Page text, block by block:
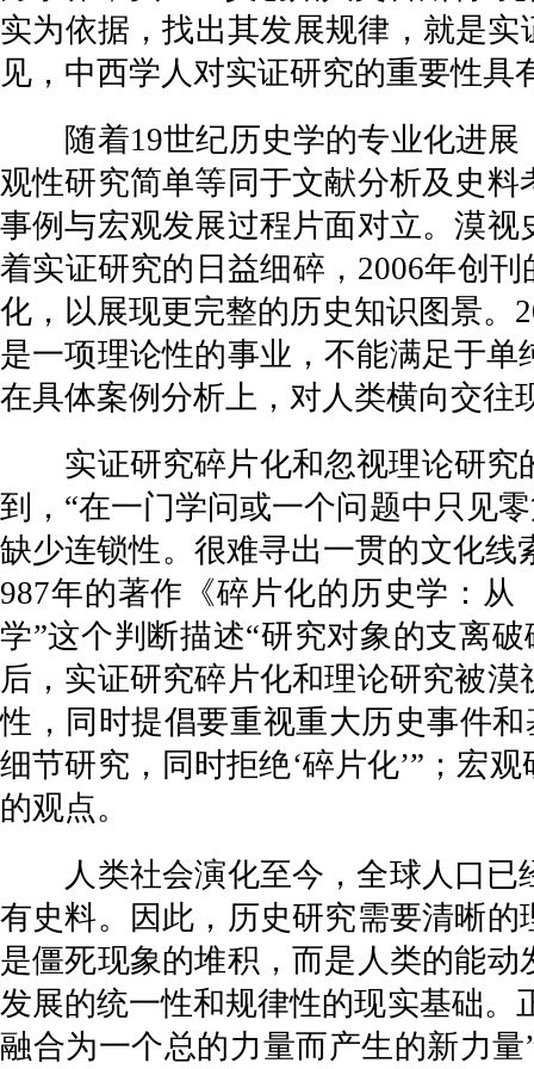
实为依据，找出其发展规律，就是
见，中西学人对实证研究的重要性
随着19世纪历史学的专业化进展
观性研究简单等同于文献分析及史
事例与宏观发展过程片面对立。漠
着实证研究的日益细碎，2006年创
化，以展现更完整的历史知识图景。
是一项理论性的事业，不能满足于
在具体案例分析上，对人类横向交往
实证研究碎片化和忽视理论研究
到，“在一门学问或一个问题中只见
缺少连锁性。很难寻出一贯的文化线
987年的著作《碎片化的历史学：从
学”这个判断描述“研究对象的支离
后，实证研究碎片化和理论研究被
性，同时提倡要重视重大历史事件
细节研究，同时拒绝‘碎片化’”；宏
的观点。
人类社会演化至今，全球人口已
有史料。因此，历史研究需要清晰
是僵死现象的堆积，而是人类的能
发展的统一性和规律性的现实基础。
融合为一个总的力量而产生的新力